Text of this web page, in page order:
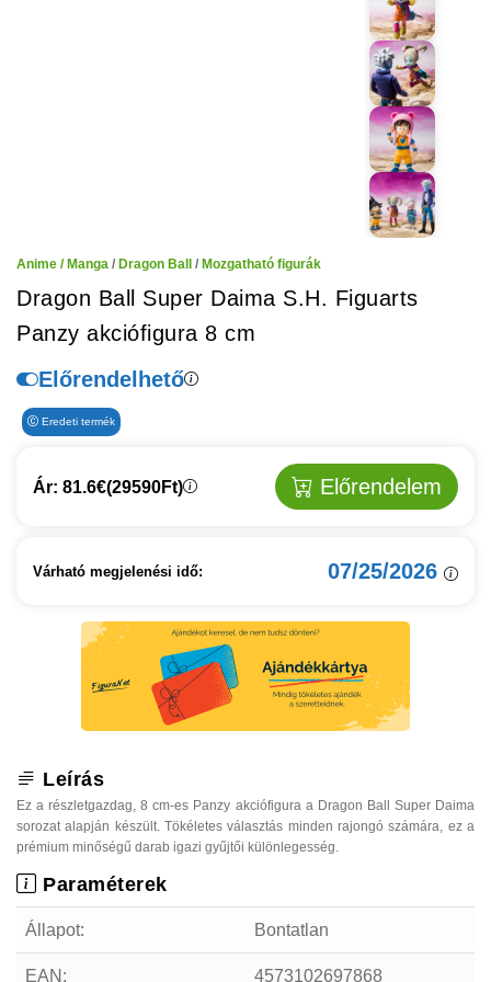
Anime / Manga / Dragon Ball / Mozgatható figurák
Dragon Ball Super Daima S.H. Figuarts
Panzy akciófigura 8 cm
Előrendelhető
Eredeti termék
Ár: 81.6€(29590Ft) Előrendelem
Várható megjelenési idő: 07/25/2026
Leírás
Ez a részletgazdag, 8 cm-es Panzy akciófigura a Dragon Ball Super Daima
sorozat alapján készült. Tökéletes választás minden rajongó számára, ez a
prémium minőségű darab igazi gyűjtői különlegesség.
Paraméterek
Állapot: Bontatlan
EAN: 4573102697868